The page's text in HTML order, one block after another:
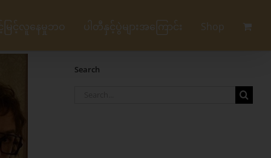
ြင့်လူနေမှုဘဝ ပါတီနှင့်ပွဲများအကြောင်း Shop
Search